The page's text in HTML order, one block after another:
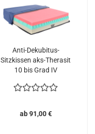
Anti-Dekubitus-
Sitzkissen aks-Therasit
10 bis Grad IV
ab 91,00 €